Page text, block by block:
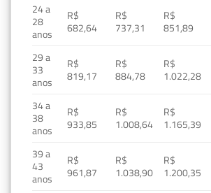
24 a
28
anos
R$
682,64
R$
737,31
R$
851,89
29 a
33
anos
R$
819,17
R$
884,78
R$
1.022,28
34 a
38
anos
R$
933,85
R$
1.008,64
R$
1.165,39
39 a
43
anos
R$
961,87
R$
1.038,90
R$
1.200,35